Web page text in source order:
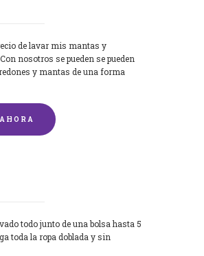
de lavar mis mantas y
nosotros se pueden se pueden
y mantas de una forma
todo junto de una bolsa hasta 5
toda la ropa doblada y sin